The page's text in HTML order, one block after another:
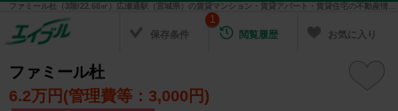
ファミール杜（3階/22.68㎡）広瀬通駅（宮城県）の賃貸マンション・賃貸アパート・賃貸住宅の不動産情報を検索！ 不動産賃貸の物件探しは、お部屋探しのエイブル
保存条件 閲覧履歴
1
お気に入り
ファミール杜
6.2万円(管理費等：3,000円)